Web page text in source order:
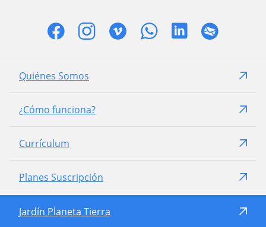
Quiénes Somos
¿Cómo funciona?
Currículum
Planes Suscripción
Jardín Planeta Tierra